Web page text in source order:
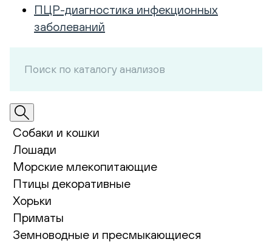
ПЦР-диагностика инфекционных
заболеваний
Собаки и кошки
Лошади
Морские млекопитающие
Птицы декоративные
Хорьки
Приматы
Земноводные и пресмыкающиеся